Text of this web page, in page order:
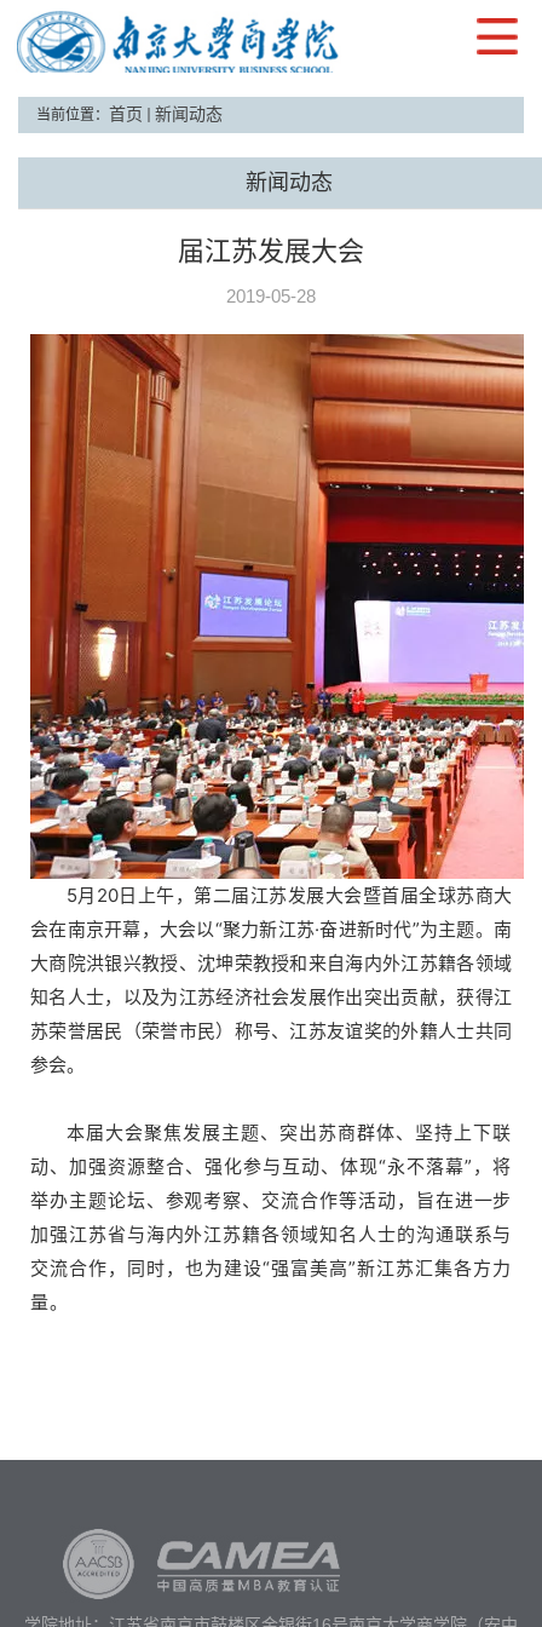
新闻动态
当前位置： 首页 新闻动态
南大商院洪银兴、沈坤荣教授受邀参加第二
届江苏发展大会
2019-05-28
5月20日上午，第二届江苏发展大会暨首届全球苏商大
会在南京开幕，大会以“聚力新江苏·奋进新时代”为主题。南
大商院洪银兴教授、沈坤荣教授和来自海内外江苏籍各领域
知名人士，以及为江苏经济社会发展作出突出贡献，获得江
苏荣誉居民（荣誉市民）称号、江苏友谊奖的外籍人士共同
参会。
本届大会聚焦发展主题、突出苏商群体、坚持上下联
动、加强资源整合、强化参与互动、体现“永不落幕”，将
举办主题论坛、参观考察、交流合作等活动，旨在进一步
加强江苏省与海内外江苏籍各领域知名人士的沟通联系与
交流合作，同时，也为建设“强富美高”新江苏汇集各方力
量。